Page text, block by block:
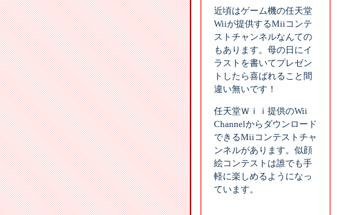
近頃はゲーム機の任天堂
Wiiが提供するMiiコンテ
ストチャンネルなんての
もあります。母の日にイ
ラストを書いてプレゼン
トしたら喜ばれること間
違い無いです！
任天堂Ｗｉｉ提供のWii
Channelからダウンロード
できるMiiコンテストチャ
ンネルがあります。似顔
絵コンテストは誰でも手
軽に楽しめるようになっ
ています。